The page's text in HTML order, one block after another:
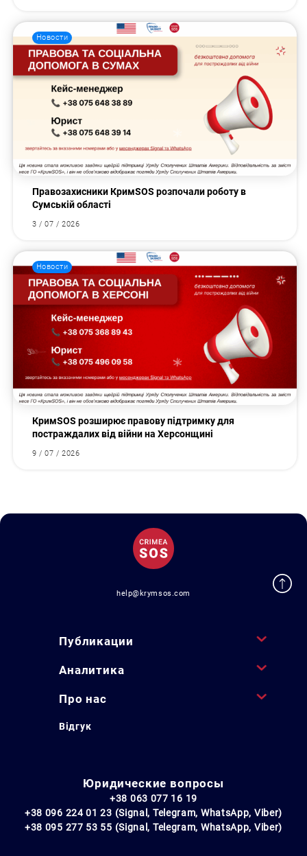
Новости
Правозахисники КримSOS розпочали роботу в
Сумській області
3 / 07 / 2026
Новости
КримSOS розширює правову підтримку для
постраждалих від війни на Херсонщині
9 / 07 / 2026
help@krymsos.com
Публикации
Аналитика
Про нас
Відгук
Юридические вопросы
+38 063 077 16 19
+38 096 224 01 23 (Signal, Telegram, WhatsApp, Viber)
+38 095 277 53 55 (Signal, Telegram, WhatsApp, Viber)